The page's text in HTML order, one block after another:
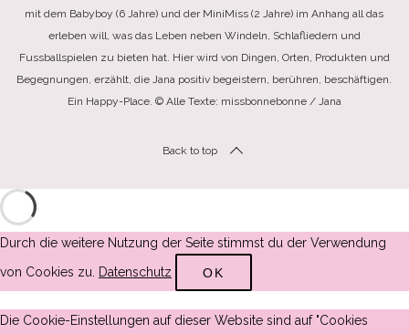
mit dem Babyboy (6 Jahre) und der MiniMiss (2 Jahre) im Anhang all das
erleben will, was das Leben neben Windeln, Schlafliedern und
Fussballspielen zu bieten hat. Hier wird von Dingen, Orten, Produkten und
Begegnungen, erzählt, die Jana positiv begeistern, berühren, beschäftigen.
Ein Happy-Place. © Alle Texte: missbonnebonne / Jana
Back to top
Durch die weitere Nutzung der Seite stimmst du der Verwendung
von Cookies zu. Datenschutz OK
Die Cookie-Einstellungen auf dieser Website sind auf "Cookies